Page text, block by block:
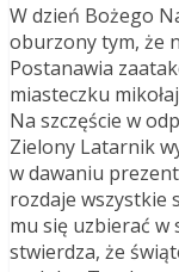
W dzień Bożego
oburzony tym, że
Postanawia
miasteczku
Na szczęście w
Zielony Latarnik
w dawaniu
rozdaje wszystkie
mu się uzbierać w
stwierdza, że